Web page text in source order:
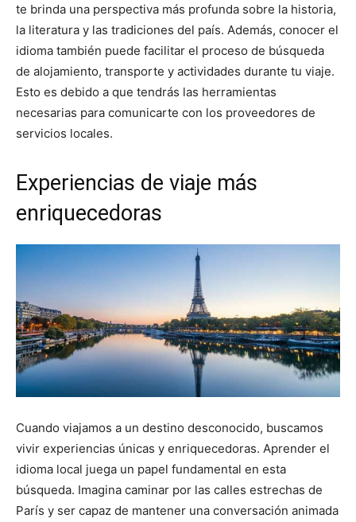
te brinda una perspectiva más profunda sobre la historia,
la literatura y las tradiciones del país. Además, conocer el
idioma también puede facilitar el proceso de búsqueda
de alojamiento, transporte y actividades durante tu viaje.
Esto es debido a que tendrás las herramientas
necesarias para comunicarte con los proveedores de
servicios locales.
Experiencias de viaje más
enriquecedoras
Cuando viajamos a un destino desconocido, buscamos
vivir experiencias únicas y enriquecedoras. Aprender el
idioma local juega un papel fundamental en esta
búsqueda. Imagina caminar por las calles estrechas de
París y ser capaz de mantener una conversación animada